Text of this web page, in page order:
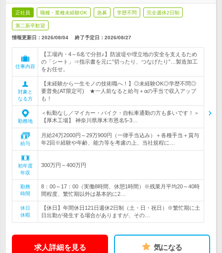
正社員 職種・業種未経験OK 急募 学歴不問 完全週休2日制
第二新卒歓迎
情報更新日：2026/08/04 終了予定日： 2026/08/27
仕事内容
【工場内・4～6名で分担♪】防波堤や埋立地の安全を支えるため
の「シート」⇒指示書を元に”切ったり、つなげたり”…製造加工
をお任せ。
対象と
なる方
【未経験から一生モノの技術職へ！】◎未経験OK◎学歴不問◎
要普免(AT限定可) ★一人前なると給与＋αの手当で収入アップ
も！
勤務地
＜転勤なし／マイカー・バイク・自転車通勤の方も多いです！＞
【厚木工場】 神奈川県厚木市恩名5-3…
給与
月給24万2000円～29万900円（一律手当込み）＋各種手当＋賞与
年2回※経験や年齢、能力等を考慮の上、当社規程に…
初年度
年収
300万円～400万円
勤務
時間
8：00～17：00（実働8時間、休憩1時間）※残業月平均20～40時
間程度、繁忙期以外は基本的に2…
休日
休暇
【休日】年間休日121日週休2日制（土・日・祝日）※繁忙期に土
日出勤が発生する場合がありますが、その…
求人詳細を見る 気になる